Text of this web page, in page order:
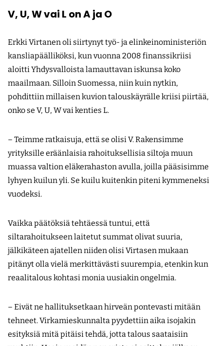
V, U, W vai L on A ja O
Erkki Virtanen oli siirtynyt työ- ja elinkeino­ministeriön
kansliapäälliköksi, kun vuonna 2008 finanssikriisi
aloitti Yhdysvalloista lamauttavan iskunsa koko
maailmaan. Silloin Suomessa, niin kuin nytkin,
pohdittiin millaisen kuvion talouskäyrälle kriisi piirtää,
onko se V, U, W vai kenties L.
– Teimme ratkaisuja, että se olisi V. Rakensimme
yrityksille eräänlaisia rahoituksellisia siltoja muun
muassa valtion eläkerahaston avulla, joilla pääsisimme
lyhyen kuilun yli. Se kuilu kuitenkin piteni kymmeneksi
vuodeksi.
Vaikka päätöksiä tehtäessä tuntui, että
siltarahoitukseen laitetut summat olivat suuria,
jälkikäteen ajatellen niiden olisi Virtasen mukaan
pitänyt olla vielä merkittävästi suurempia, etenkin kun
reaali­talous kohtasi monia uusiakin ongelmia.
– Eivät ne hallituksetkaan hirveän pontevasti mitään
tehneet. Virkamieskunnalta pyydettiin aika isojakin
esityksiä mitä pitäisi tehdä, jotta talous saataisiin